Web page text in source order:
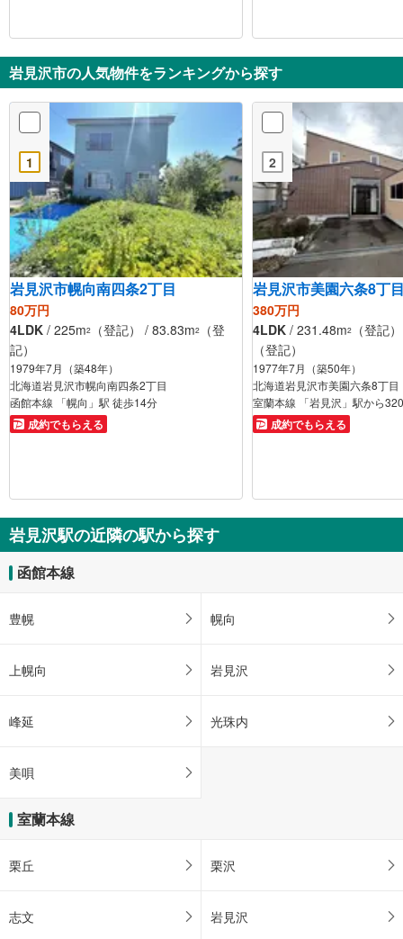
岩見沢市の人気物件をランキングから探す
1
岩見沢市幌向南四条2丁目
80万円
4LDK / 225m2 （登記） / 83.83m2
（登
記）
1979年7月（築48年）
北海道岩見沢市幌向南四条2丁目
函館本線 「幌向」駅 徒歩14分
成約でもらえる
2
岩見沢市美園六条8丁
380万円
4LDK / 231.48m2
（登記
（登記）
1977年7月（築50年）
北海道岩見沢市美園六条8丁目
成約でもらえる
岩見沢駅の近隣の駅から探す
函館本線
豊幌 幌向
上幌向 岩見沢
峰延 光珠内
美唄
室蘭本線
栗丘 栗沢
志文 岩見沢